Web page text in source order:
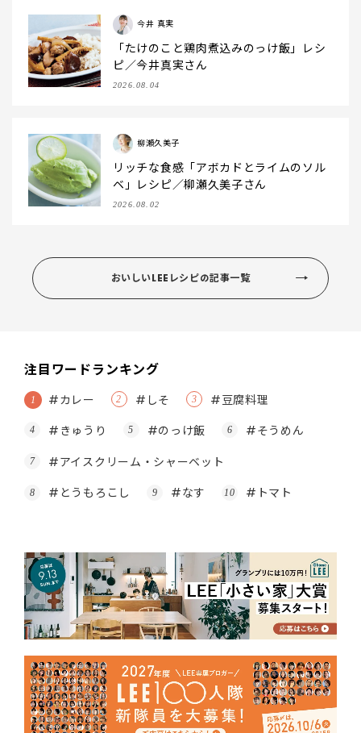
今井 真実
「たけのこと鶏肉煮込みのっけ飯」レシ
ピ／今井真実さん
2026.08.04
柳瀬久美子
リッチな食感「アボカドとライムのソル
ベ」レシピ／柳瀬久美子さん
2026.08.02
おいしいLEEレシピの記事一覧
注目ワードランキング
#カレー #しそ
#豆腐料理
#きゅうり
#のっけ飯
#そうめん
#アイスクリーム・シャーベット
#とうもろこし
#なす #トマト